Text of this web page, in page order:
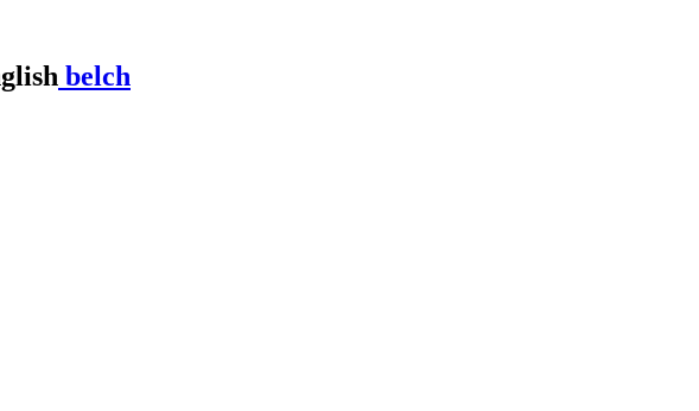
belch